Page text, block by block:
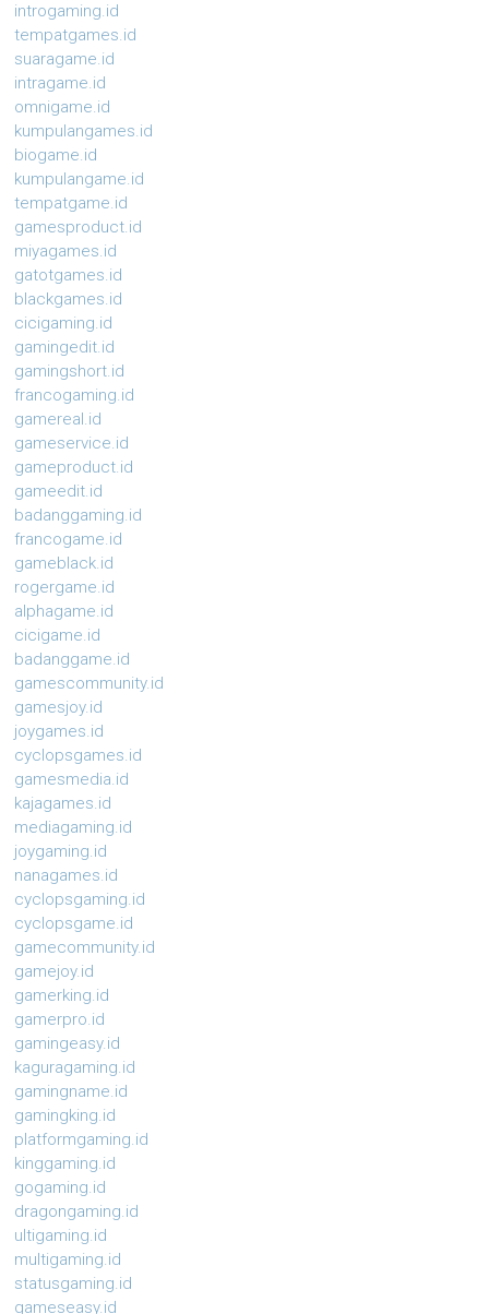
introgaming.id
tempatgames.id
suaragame.id
intragame.id
omnigame.id
kumpulangames.id
biogame.id
kumpulangame.id
tempatgame.id
gamesproduct.id
miyagames.id
gatotgames.id
blackgames.id
cicigaming.id
gamingedit.id
gamingshort.id
francogaming.id
gamereal.id
gameservice.id
gameproduct.id
gameedit.id
badanggaming.id
francogame.id
gameblack.id
rogergame.id
alphagame.id
cicigame.id
badanggame.id
gamescommunity.id
gamesjoy.id
joygames.id
cyclopsgames.id
gamesmedia.id
kajagames.id
mediagaming.id
joygaming.id
nanagames.id
cyclopsgaming.id
cyclopsgame.id
gamecommunity.id
gamejoy.id
gamerking.id
gamerpro.id
gamingeasy.id
kaguragaming.id
gamingname.id
gamingking.id
platformgaming.id
kinggaming.id
gogaming.id
dragongaming.id
ultigaming.id
multigaming.id
statusgaming.id
gameseasy.id